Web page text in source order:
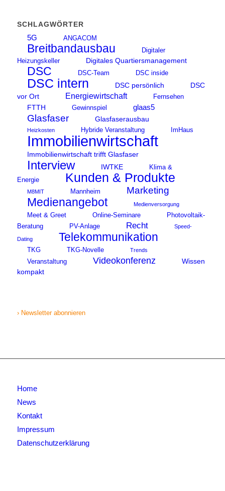
SCHLAGWÖRTER
5G ANGACOM
Breitbandausbau
Digitaler
Heizungskeller
Digitales Quartiersmanagement
DSC DSC-Team DSC inside
DSC intern DSC persönlich
DSC
vor Ort
Energiewirtschaft Fernsehen
FTTH Gewinnspiel glaas5
Glasfaser Glasfaserausbau
Heizkosten Hybride Veranstaltung ImHaus
Immobilienwirtschaft
Immobilienwirtschaft trifft Glasfaser
Interview IWTKE
Klima &
Energie
Kunden & Produkte
M8MIT Mannheim Marketing
Medienangebot Medienversorgung
Meet & Greet Online-Seminare
Photovoltaik-
Beratung
PV-Anlage Recht Speed-
Dating Telekommunikation
TKG TKG-Novelle Trends
Veranstaltung Videokonferenz
Wissen
kompakt
› Newsletter abonnieren
Home
News
Kontakt
Impressum
Datenschutzerklärung